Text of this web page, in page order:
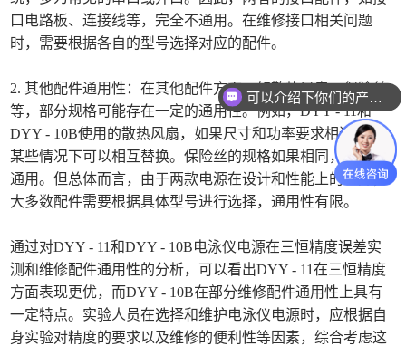
口电路板、连接线等，完全不通用。在维修接口相关问题
时，需要根据各自的型号选择对应的配件。
2. 其他配件通用性：在其他配件方面，如散热风扇、保险丝
等，部分规格可能存在一定的通用性。例如，DYY - 11和
DYY - 10B使用的散热风扇，如果尺寸和功率要求相近，在
某些情况下可以相互替换。保险丝的规格如果相同，也可以
通用。但总体而言，由于两款电源在设计和性能上的差异，
大多数配件需要根据具体型号进行选择，通用性有限。
通过对DYY - 11和DYY - 10B电泳仪电源在三恒精度误差实
测和维修配件通用性的分析，可以看出DYY - 11在三恒精度
方面表现更优，而DYY - 10B在部分维修配件通用性上具有
一定特点。实验人员在选择和维护电泳仪电源时，应根据自
身实验对精度的要求以及维修的便利性等因素，综合考虑这